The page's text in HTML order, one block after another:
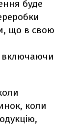
буде
що в свою
включаючи
коли